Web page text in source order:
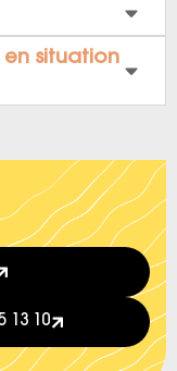
en situation
13 10